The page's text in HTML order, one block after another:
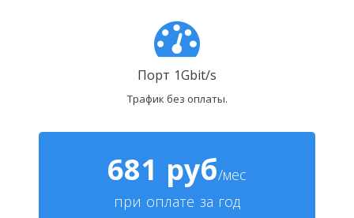
Порт 1Gbit/s
Трафик без оплаты.
681 руб/мес
при оплате за год